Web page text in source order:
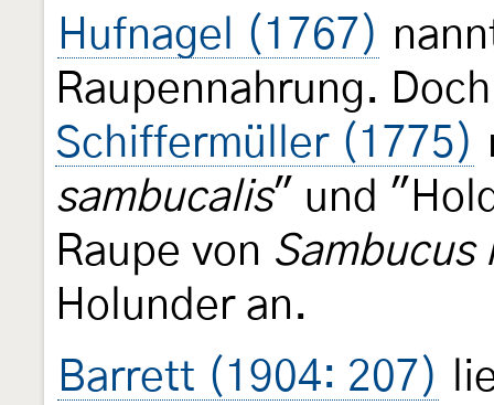
Hufnagel (1767)
Raupennahrung.
Schiffermüller (1775)
sambucalis" und
Raupe von Sambucus
Holunder an.
Barrett (1904: 207)